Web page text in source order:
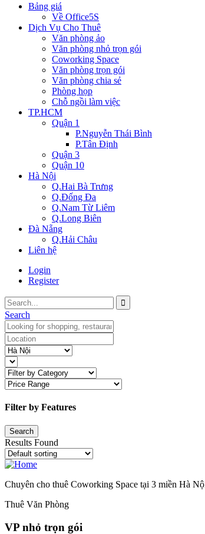
Bảng giá
Về Office5S
Dịch Vụ Cho Thuê
Văn phòng ảo
Văn phòng nhỏ trọn gói
Coworking Space
Văn phòng trọn gói
Văn phòng chia sẻ
Phòng họp
Chỗ ngồi làm việc
TP.HCM
Quận 1
P.Nguyễn Thái Bình
P.Tân Định
Quận 3
Quận 10
Hà Nội
Q.Hai Bà Trưng
Q.Đống Đa
Q.Nam Từ Liêm
Q.Long Biên
Đà Nẵng
Q.Hải Châu
Liên hệ
Login
Register
Search
Filter by Features
Results Found
Chuyên cho thuê Coworking Space tại 3 miền Hà
Thuê Văn Phòng
VP nhỏ trọn gói